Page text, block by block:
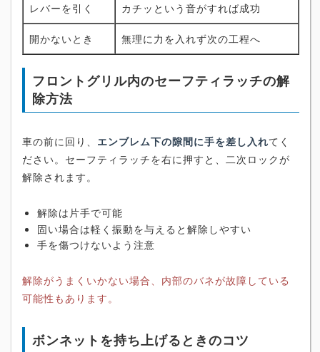
レバーを引く カチッという音がすれば成功
開かないとき 無理に力を入れず次の工程へ
フロントグリル内のセーフティラッチの解
除方法
車の前に回り、 エンブレム下の隙間に手を差し入れてく
ださい。セーフティラッチを右に押すと、二次ロックが
解除されます。
解除は片手で可能
固い場合は軽く振動を与えると解除しやすい
手を傷つけないよう注意
解除がうまくいかない場合、内部のバネが故障している
可能性もあります。
ボンネットを持ち上げるときのコツ